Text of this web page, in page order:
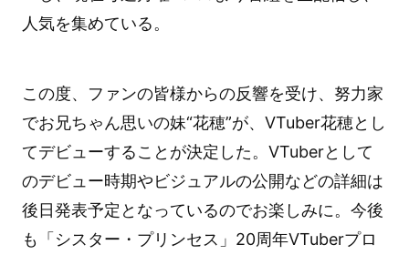
人気を集めている。
この度、ファンの皆様からの反響を受け、努力家
でお兄ちゃん思いの妹“花穂”が、VTuber花穂とし
てデビューすることが決定した。VTuberとして
のデビュー時期やビジュアルの公開などの詳細は
後日発表予定となっているのでお楽しみに。今後
も「シスター・プリンセス」20周年VTuberプロ